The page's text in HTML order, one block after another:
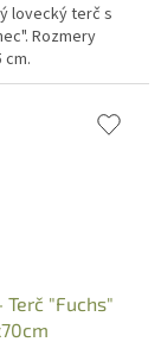
lovecký terč s
Rozmery
cm.
Terč "Fuchs"